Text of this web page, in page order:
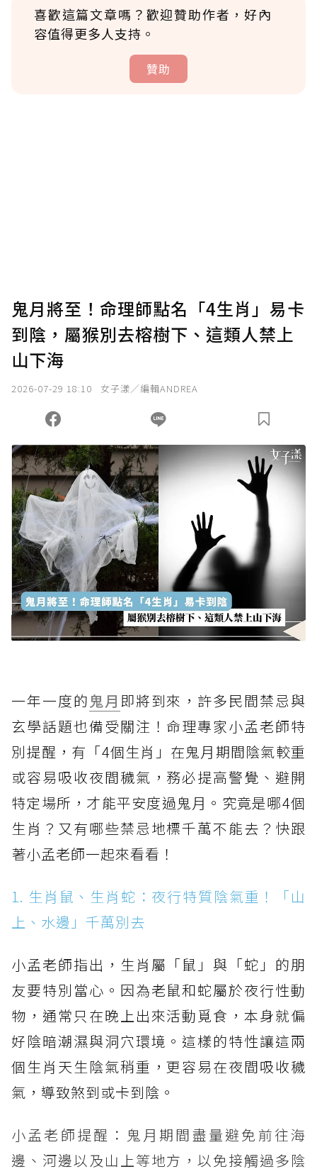
喜歡這篇文章嗎？歡迎贊助作者，好內
容值得更多人支持。
贊助
確認送出
您當前剩餘 U 利點數：0點；前往 購買點數
鬼月將至！命理師點名「4生肖」易卡
到陰，屬猴別去榕樹下、這類人禁上
山下海
2026-07-29 18:10 女子漾／編輯ANDREA
一年一度的鬼月 即將到來，許多民間禁忌與
玄學話題也備受關注！命理專家小孟老師特
別提醒，有「4個生肖」在鬼月期間陰氣較重
或容易吸收夜間穢氣，務必提高警覺、避開
特定場所，才能平安度過鬼月。究竟是哪4個
生肖？又有哪些禁忌地標千萬不能去？快跟
著小孟老師一起來看看！
1. 生肖鼠、生肖蛇：夜行特質陰氣重！「山
上、水邊」千萬別去
小孟老師指出，生肖屬「鼠」與「蛇」的朋
友要特別當心。因為老鼠和蛇屬於夜行性動
物，通常只在晚上出來活動覓食，本身就偏
好陰暗潮濕與洞穴環境。這樣的特性讓這兩
個生肖天生陰氣稍重，更容易在夜間吸收穢
氣，導致煞到或卡到陰。
小孟老師提醒：鬼月期間盡量避免前往海
邊、河邊以及山上等地方，以免接觸過多陰